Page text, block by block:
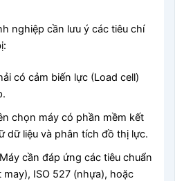
nghiệp cần lưu ý các tiêu chí
có cảm biến lực (Load cell)
chọn máy có phần mềm kết
dữ liệu và phân tích đồ thị lực.
Máy cần đáp ứng các tiêu chuẩn
ISO 527 (nhựa), hoặc